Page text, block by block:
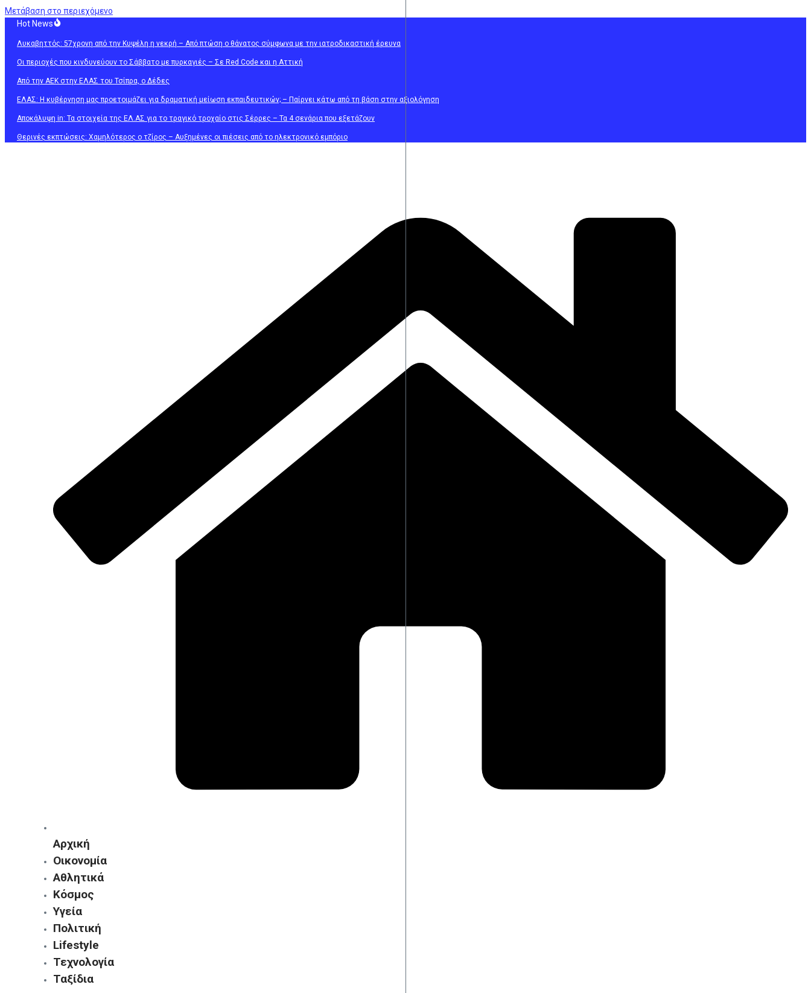
Μετάβαση στο περιεχόμενο
Hot News
Λυκαβηττός: 57χρονη από την Κυψέλη η νεκρή – Από πτώση ο θάνατος σύμφωνα με την ιατροδικαστική έρευνα
Οι περιοχές που κινδυνεύουν το Σάββατο με πυρκαγιές – Σε Red Code και η Αττική
Από την ΑΕΚ στην ΕΛΑΣ του Τσίπρα, ο Δέδες
ΕΛΑΣ: Η κυβέρνηση μας προετοιμάζει για δραματική μείωση εκπαιδευτικών; – Παίρνει κάτω από τη βάση στην αξιολόγηση
Αποκάλυψη in: Τα στοιχεία της ΕΛ.ΑΣ για το τραγικό τροχαίο στις Σέρρες – Τα 4 σενάρια που εξετάζουν
Θερινές εκπτώσεις: Χαμηλότερος ο τζίρος – Αυξημένες οι πιέσεις από το ηλεκτρονικό εμπόριο
Αρχική
Οικονομία
Αθλητικά
Κόσμος
Υγεία
Πολιτική
Lifestyle
Τεχνολογία
Ταξίδια